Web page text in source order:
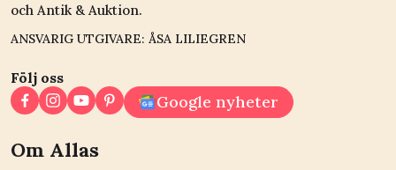
och Antik & Auktion.
ANSVARIG UTGIVARE: ÅSA LILIEGREN
Följ oss
Google nyheter
Om Allas